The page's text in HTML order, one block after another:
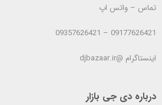
تماس – واتس اپ
09177626421 – 09357626421
اینستاگرام @djbazaar.ir
درباره دی جی بازار